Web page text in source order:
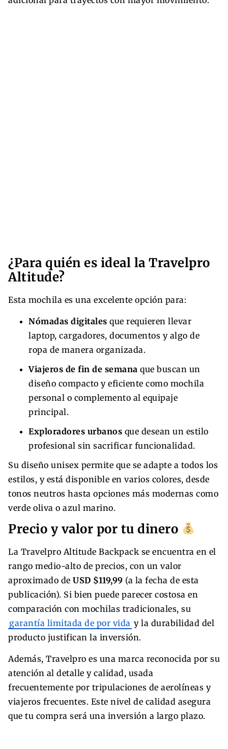
¿Para quién es ideal la Travelpro
Altitude?
Esta mochila es una excelente opción para:
Nómadas digitales que requieren llevar
laptop, cargadores, documentos y algo de
ropa de manera organizada.
Viajeros de fin de semana que buscan un
diseño compacto y eficiente como mochila
personal o complemento al equipaje
principal.
Exploradores urbanos que desean un estilo
profesional sin sacrificar funcionalidad.
Su diseño unisex permite que se adapte a todos los
estilos, y está disponible en varios colores, desde
tonos neutros hasta opciones más modernas como
verde oliva o azul marino.
Precio y valor por tu dinero
La Travelpro Altitude Backpack se encuentra en el
rango medio-alto de precios, con un valor
aproximado de USD $119,99 (a la fecha de esta
publicación). Si bien puede parecer costosa en
comparación con mochilas tradicionales, su
garantía limitada de por vida y la durabilidad del
producto justifican la inversión.
Además, Travelpro es una marca reconocida por su
atención al detalle y calidad, usada
frecuentemente por tripulaciones de aerolíneas y
viajeros frecuentes. Este nivel de calidad asegura
que tu compra será una inversión a largo plazo.